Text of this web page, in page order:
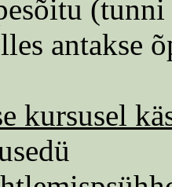
antakse
kursusel